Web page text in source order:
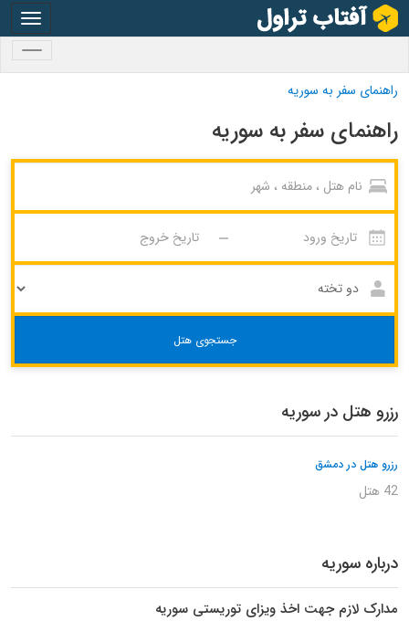
راهنمای سفر به سوریه
راهنمای سفر به سوریه
جستجوی هتل
رزرو هتل در سوریه
رزرو هتل در دمشق
42 هتل
درباره سوریه
مدارک لازم جهت اخذ ویزای توریستی سوریه